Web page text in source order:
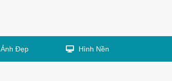
Ảnh Đẹp Hình Nền